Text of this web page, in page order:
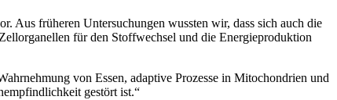
Aus früheren Untersuchungen wussten wir, dass sich auch die
für den Stoffwechsel und die Energieproduktion
von Essen, adaptive Prozesse in Mitochondrien und
gestört ist.“